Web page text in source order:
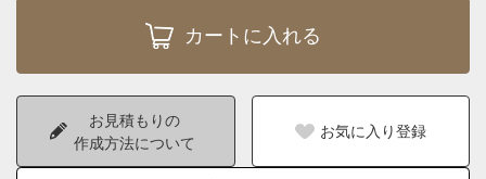
お見積もりの
作成方法について
お気に入り登録